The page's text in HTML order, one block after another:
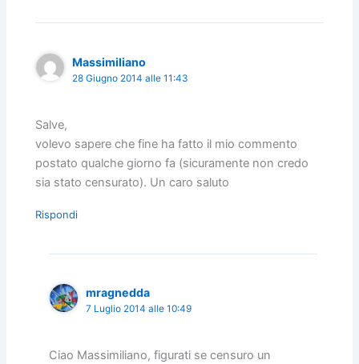
Massimiliano
28 Giugno 2014 alle 11:43
Salve,
volevo sapere che fine ha fatto il mio commento
postato qualche giorno fa (sicuramente non credo
sia stato censurato). Un caro saluto
Rispondi
mragnedda
7 Luglio 2014 alle 10:49
Ciao Massimiliano, figurati se censuro un